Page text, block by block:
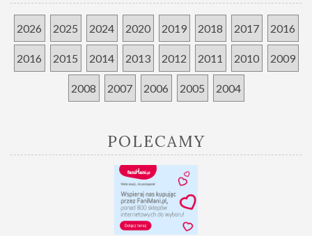
2026 2025 2024 2020 2019 2018 2017 2016
2016 2015 2014 2013 2012 2011 2010 2009
2008 2007 2006 2005 2004
POLECAMY